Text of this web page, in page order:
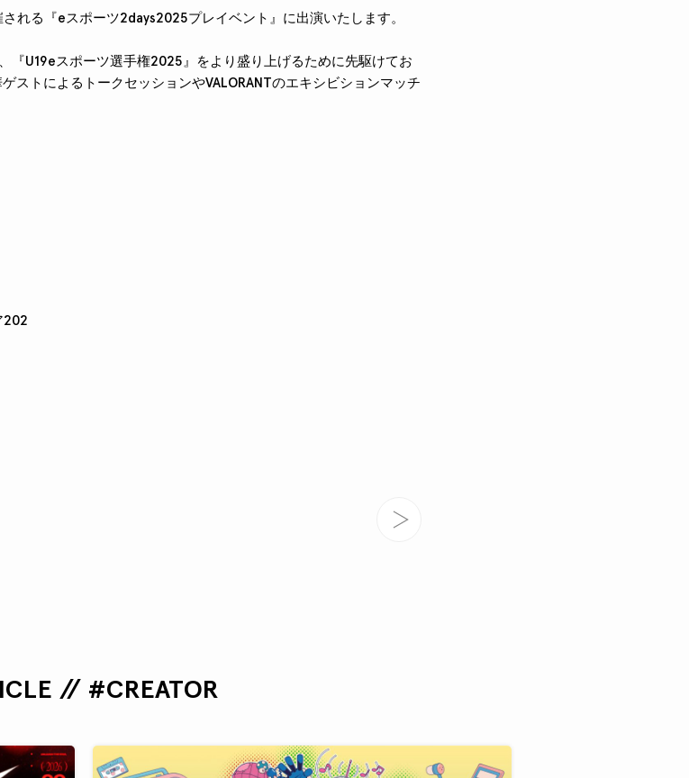
れる『eスポーツ2days2025プレイベント』に出演いたします。
『U19eスポーツ選手権2025』をより盛り上げるために先駆けてお
ストによるトークセッションやVALORANTのエキシビションマッチ
202
// #CREATOR